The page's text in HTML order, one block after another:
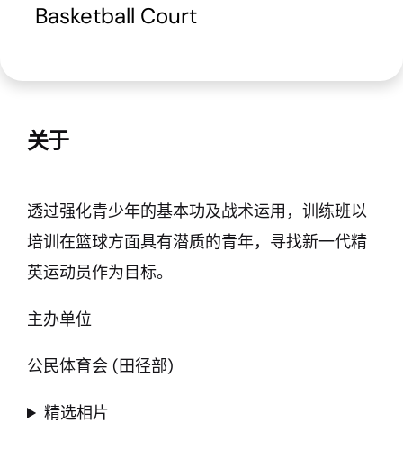
关于
透过强化青少年的基本功及战术运用，训练班以
培训在篮球方面具有潜质的青年，寻找新一代精
英运动员作为目标。
主办单位
公民体育会 (田径部)
精选相片
Basketball Court